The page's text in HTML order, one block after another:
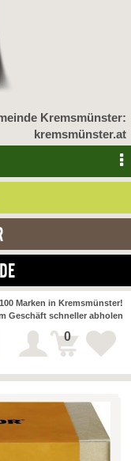
Kremsmünster:
kremsmünster.at
Webseiten
Marken in Kremsmünster!
Geschäft schneller abholen
0